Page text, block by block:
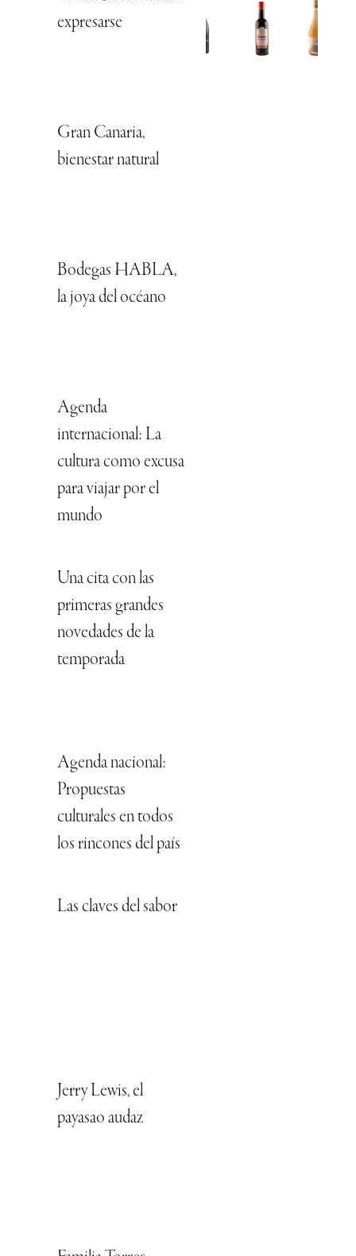
expresarse
Gran Canaria,
bienestar natural
Bodegas HABLA,
la joya del océano
Agenda
internacional: La
cultura como excusa
para viajar por el
mundo
Una cita con las
primeras grandes
novedades de la
temporada
Agenda nacional:
Propuestas
culturales en todos
los rincones del país
Las claves del sabor
Jerry Lewis, el
payasao audaz